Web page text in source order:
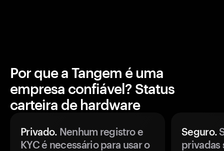
Por que a Tangem é uma
empresa confiável? Status
carteira de hardware
Privado. Nenhum registro e
KYC é necessário para usar o
Seguro.
privadas